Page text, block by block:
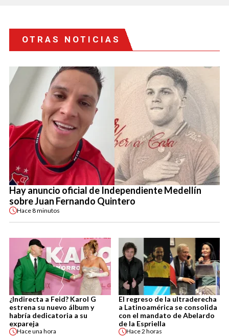
OTRAS NOTICIAS
Hay anuncio oficial de Independiente Medellín
sobre Juan Fernando Quintero
Hace8 minutos
¿Indirecta a Feid? Karol G
estrena su nuevo álbum y
habría dedicatoria a su
expareja
Haceuna hora
El regreso de la ultraderecha
a Latinoamérica se consolida
con el mandato de Abelardo
de la Espriella
Hace2 horas